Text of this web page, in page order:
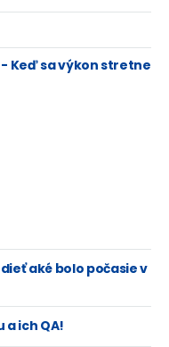
- Keď sa výkon stretne
aké bolo počasie v
a ich QA!